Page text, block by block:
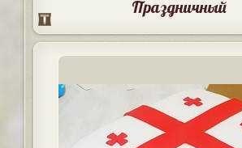
Праздничный